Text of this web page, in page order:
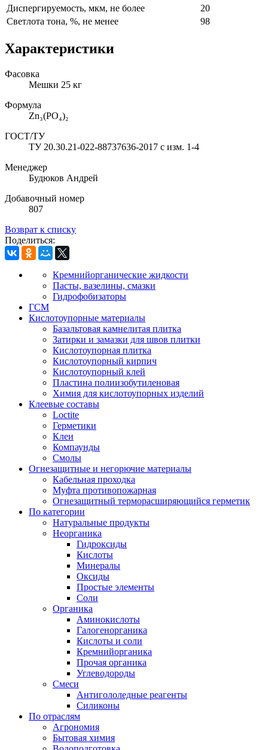
Диспергируемость, мкм, не более
20
Светлота тона, %, не менее
98
Характеристики
Фасовка
Мешки 25 кг
Формула
Zn₃(PO₄)₂
ГОСТ/ТУ
ТУ 20.30.21-022-88737636-2017 с изм. 1-4
Менеджер
Будюков Андрей
Добавочный номер
807
Возврат к списку
Поделиться:
Кремнийорганические жидкости
Пасты, вазелины, смазки
Гидрофобизаторы
ГСМ
Кислотоупорные материалы
Базальтовая камнелитая плитка
Затирки и замазки для швов плитки
Кислотоупорная плитка
Кислотоупорный кирпич
Кислотоупорный клей
Пластина полиизобутиленовая
Химия для кислотоупорных изделий
Клеевые составы
Loctite
Герметики
Клеи
Компаунды
Смолы
Огнезащитные и негорючие материалы
Кабельная проходка
Муфта противопожарная
Огнезащитный терморасширяющийся герметик
По категории
Натуральные продукты
Неорганика
Гидроксиды
Кислоты
Минералы
Оксиды
Простые элементы
Соли
Органика
Аминокислоты
Галогенорганика
Кислоты и соли
Кремнийорганика
Прочая органика
Углеводороды
Смеси
Антигололедные реагенты
Силиконы
По отраслям
Агрономия
Бытовая химия